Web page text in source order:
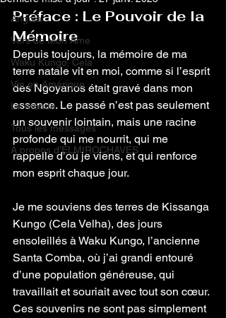
Angola
Vers de Mon Âme
Waku Kungo, Cela
Vie en Amérique
Le monde
Tous les messages
À propos d'ELMIROCHAVES
Préface : Le Pouvoir de la
Mémoire
Depuis toujours, la mémoire de ma
terre natale vit en moi, comme si l’esprit
des Ngoyanos était gravé dans mon
essence. Le passé n’est pas seulement
un souvenir lointain, mais une racine
profonde qui me nourrit, qui me
rappelle d’où je viens, et qui renforce
mon esprit chaque jour.
Je me souviens des terres de Kissanga
Kungo (Cela Velha), des jours
ensoleillés à Waku Kungo, l’ancienne
Santa Comba, où j’ai grandi entouré
d’une population généreuse, qui
travaillait et souriait avec tout son cœur.
Ces souvenirs ne sont pas simplement